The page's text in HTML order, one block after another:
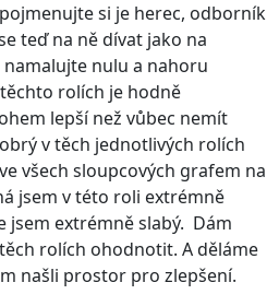
si je herec, odborník
teď na ně dívat jako na
nulu a nahoru
rolích je hodně
lepší než vůbec nemít
v těch jednotlivých rolích
všech sloupcových grafem na
jsem v této roli extrémně
jsem extrémně slabý. Dám
rolích ohodnotit. A děláme
našli prostor pro zlepšení.